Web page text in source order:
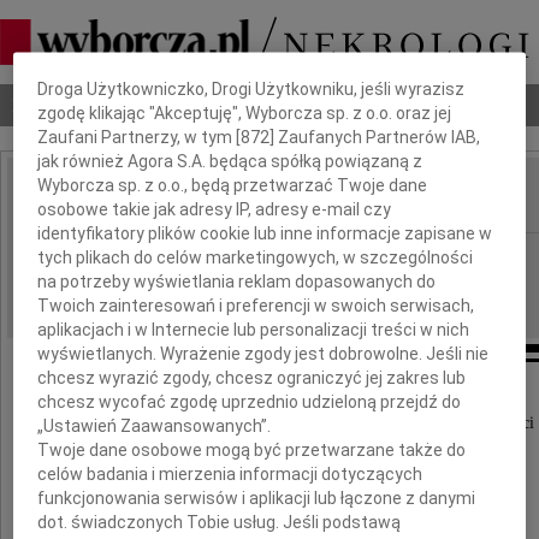
Nekrologi Odeszli Poradnik pogrzebowy
IMIĘ I NAZWISKO:
REGION: Radom
DATA EMISJI: 22.08.2018
Wyrazy głębokiego współczucia
oraz słowa wsparcia i otuchy z powodu śmierci
Siostry
Dbamy o Twoją prywatność
Droga Użytkowniczko, Drogi Użytkowniku, jeśli wyrazisz
zgodę klikając "Akceptuję", Wyborcza sp. z o.o. oraz jej
Zaufani Partnerzy, w tym [872 ] Zaufanych Partnerów IAB,
jak również Agora S.A. będąca spółką powiązaną z
Wyborcza sp. z o.o., będą przetwarzać Twoje dane
osobowe takie jak adresy IP, adresy e-mail czy
identyfikatory plików cookie lub inne informacje zapisane w
tych plikach do celów marketingowych, w szczególności
na potrzeby wyświetlania reklam dopasowanych do
Twoich zainteresowań i preferencji w swoich serwisach,
aplikacjach i w Internecie lub personalizacji treści w nich
wyświetlanych. Wyrażenie zgody jest dobrowolne. Jeśli nie
chcesz wyrazić zgody, chcesz ograniczyć jej zakres lub
chcesz wycofać zgodę uprzednio udzieloną przejdź do
„Ustawień Zaawansowanych”.
Twoje dane osobowe mogą być przetwarzane także do
celów badania i mierzenia informacji dotyczących
funkcjonowania serwisów i aplikacji lub łączone z danymi
dot. świadczonych Tobie usług. Jeśli podstawą